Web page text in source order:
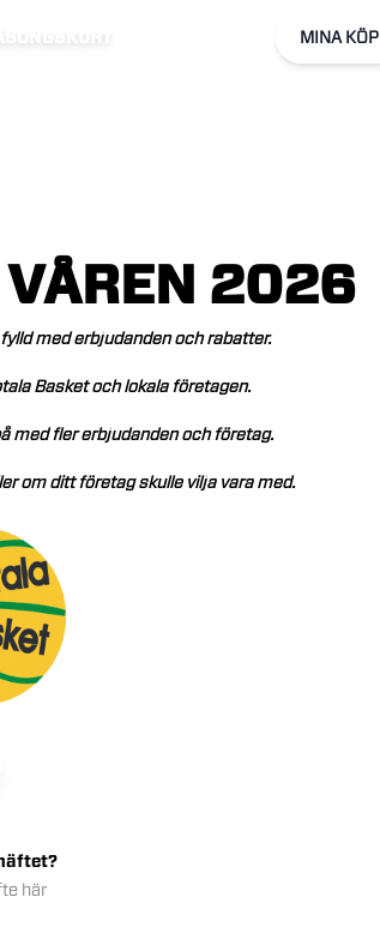
MINA KÖP
VÅREN 2026
fylld med erbjudanden och rabatter.
Basket och lokala företagen.
med fler erbjudanden och företag.
om ditt företag skulle vilja vara med.
här